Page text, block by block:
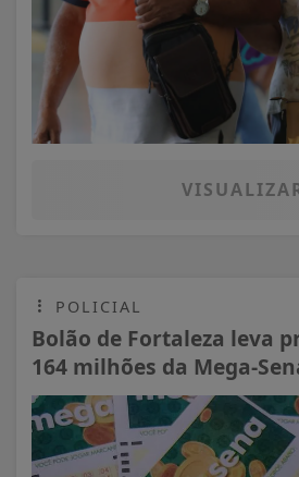
POLICIAL
Bolão de Fortaleza leva
164 milhões da Mega-